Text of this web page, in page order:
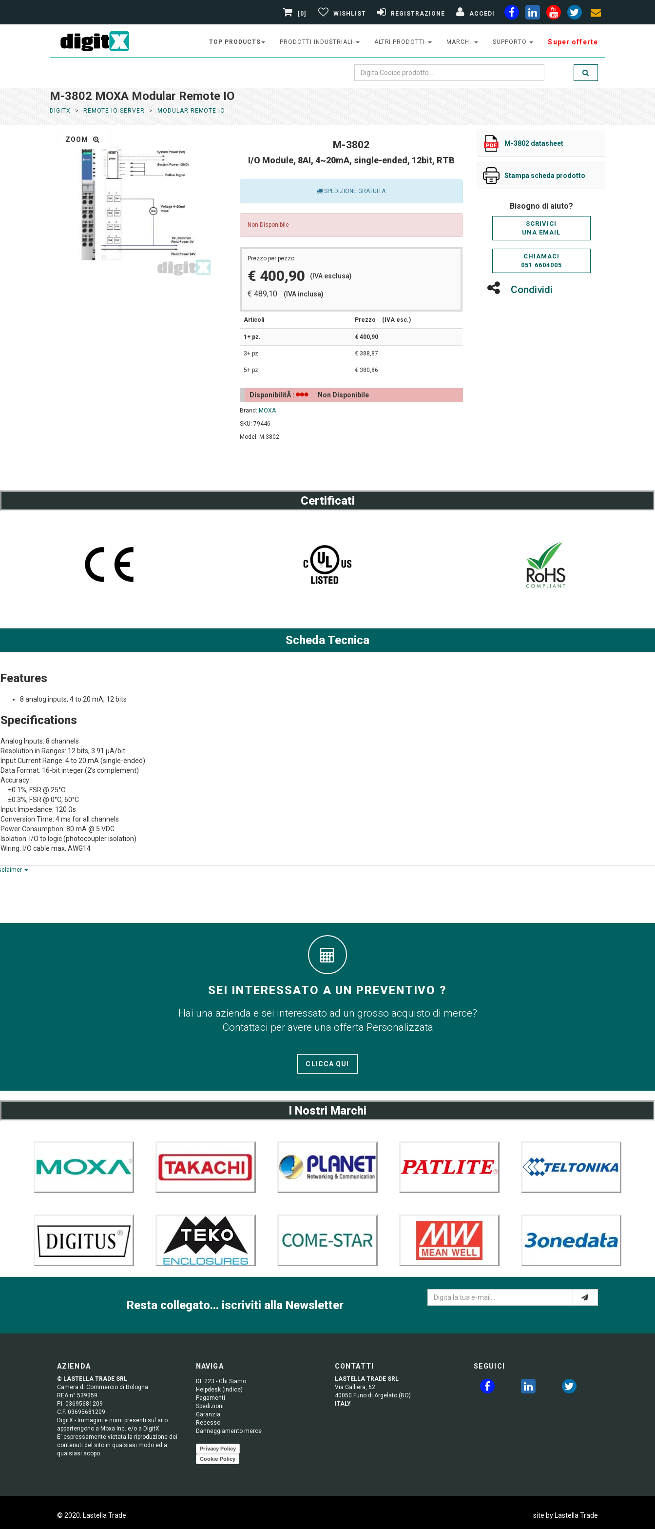
[0] WISHLIST REGISTRAZIONE ACCEDI
TOP PRODUCTS PRODOTTI INDUSTRIALI ALTRI PRODOTTI MARCHI SUPPORTO Super offerte
M-3802 MOXA Modular Remote IO
DIGITX REMOTE IO SERVER MODULAR REMOTE IO
ZOOM M-3802
I/O Module, 8AI, 4~20mA, single-ended, 12bit, RTB
SPEDIZIONE GRATUITA
Non Disponibile
Prezzo per pezzo
€ 400,90 (IVA esclusa)
€ 489,10 (IVA inclusa)
Articoli Prezzo (IVA esc.)
1+ pz. € 400,90
3+ pz. € 388,87
5+ pz. € 380,86
DisponibilitÃ : Non Disponibile
Brand: MOXA
SKU: 79446
Model: M-3802
M-3802 datasheet
Stampa scheda prodotto
Bisogno di aiuto?
SCRIVICI
UNA EMAIL
CHIAMACI
051 6604005
Condividi
Certificati
Scheda Tecnica
Features
8 analog inputs, 4 to 20 mA, 12 bits
Specifications
Analog Inputs: 8 channels
Resolution in Ranges: 12 bits, 3.91 µA/bit
Input Current Range: 4 to 20 mA (single-ended)
Data Format: 16-bit integer (2’s complement)
Accuracy:
±0.1%, FSR @ 25°C
±0.3%, FSR @ 0°C, 60°C
Input Impedance: 120 Ωs
Conversion Time: 4 ms for all channels
Power Consumption: 80 mA @ 5 VDC
Isolation: I/O to logic (photocoupler isolation)
Wiring: I/O cable max. AWG14
SEI INTERESSATO A UN PREVENTIVO ?
Hai una azienda e sei interessato ad un grosso acquisto di merce?
Contattaci per avere una offerta Personalizzata
CLICCA QUI
I Nostri Marchi
Resta collegato... iscriviti alla Newsletter
AZIENDA
© LASTELLA TRADE SRL
Camera di Commercio di Bologna
REA n° 539359
P.I. 03695681209
C.F. 03695681209
DigitX - Immagini e nomi presenti sul sito
appartengono a Moxa Inc. e/o a DigitX
E' espressamente vietata la riproduzione dei
contenuti del sito in qualsiasi modo ed a
qualsiasi scopo.
NAVIGA
DL 223 - Chi Siamo
Helpdesk (indice)
Pagamenti
Spedizioni
Garanzia
Recesso
Danneggiamento merce
Privacy Policy
Cookie Policy
CONTATTI
LASTELLA TRADE SRL
Via Galliera, 62
40050 Funo di Argelato (BO)
ITALY
SEGUICI
© 2020. Lastella Trade site by Lastella Trade